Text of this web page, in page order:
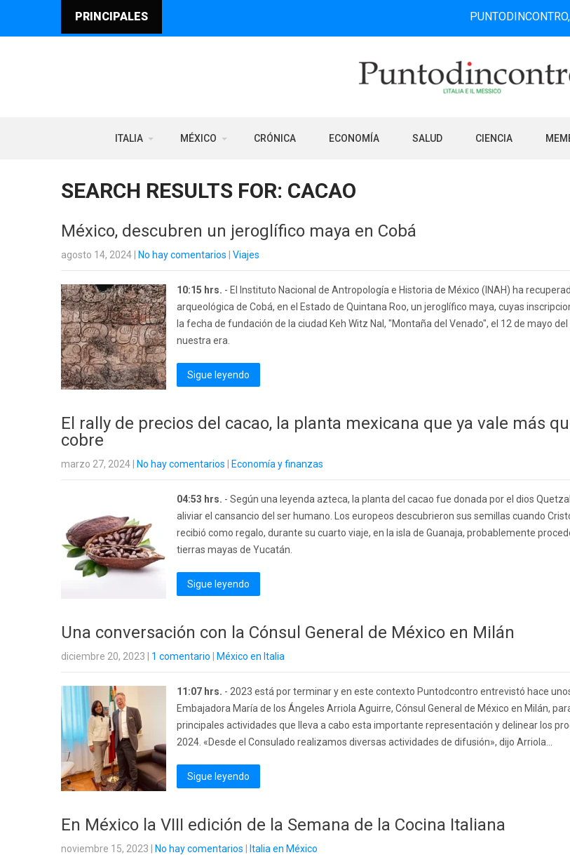
PRINCIPALES PUNTODINCONTRO, EL
ITALIA MÉXICO CRÓNICA ECONOMÍA SALUD CIENCIA
SEARCH RESULTS FOR: CACAO
México, descubren un jeroglífico maya en Cobá
agosto 14, 2024 No hay comentarios Viajes
10:15 hrs. - El Instituto Nacional de Antropología e Historia de México (INAH) ha
arqueológica de Cobá, en el Estado de Quintana Roo, un jeroglífico maya, cuyas
la fecha de fundación de la ciudad Keh Witz Nal, "Montaña del Venado", el 12 de mayo
nuestra era.
Sigue leyendo
El rally de precios del cacao, la planta mexicana que ya vale más
cobre
marzo 27, 2024 No hay comentarios Economía y finanzas
04:53 hrs. - Según una leyenda azteca, la planta del cacao fue donada por el dios
aliviar el cansancio del ser humano. Los europeos descubrieron sus semillas cuando
recibió como regalo, durante su cuarto viaje, en la isla de Guanaja, probablemente
tierras mayas de Yucatán.
Sigue leyendo
Una conversación con la Cónsul General de México en Milán
diciembre 20, 2023 1 comentario México en Italia
11:07 hrs. - 2023 está por terminar y en este contexto Puntodcontro entrevistó hace
Embajadora María de los Ángeles Arriola Aguirre, Cónsul General de México en Milán,
principales actividades que lleva a cabo esta importante representación y delinear los
2024. «Desde el Consulado realizamos diversas actividades de difusión», dijo Arriola...
Sigue leyendo
En México la VIII edición de la Semana de la Cocina Italiana
noviembre 15, 2023 No hay comentarios Italia en México